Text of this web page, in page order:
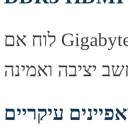
לוח אם Gigabyte סדרת B840M, מספק יציבות ואמינות לבניית
עיקריים